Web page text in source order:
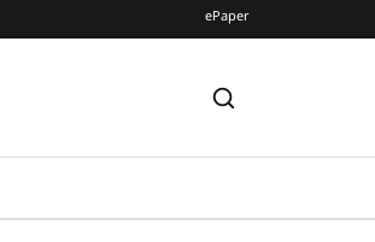
ePaper